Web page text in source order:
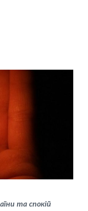
та спокій